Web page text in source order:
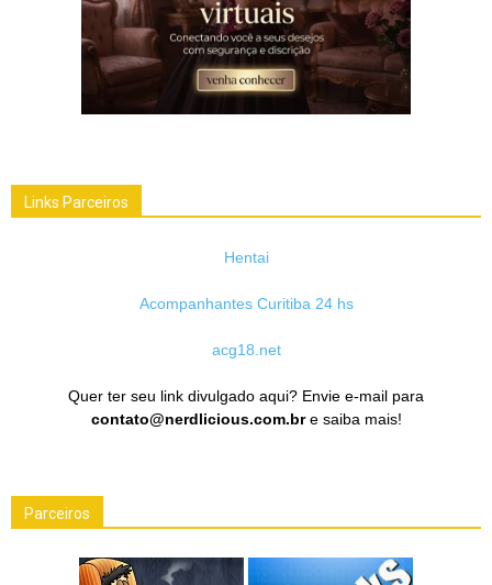
Links Parceiros
Hentai
Acompanhantes Curitiba 24 hs
acg18.net
Quer ter seu link divulgado aqui? Envie e-mail para
contato@nerdlicious.com.bre saiba mais!
Parceiros